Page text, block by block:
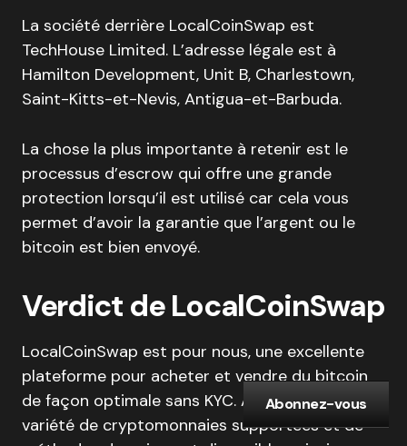
La société derrière LocalCoinSwap est
TechHouse Limited. L’adresse légale est à
Hamilton Development, Unit B, Charlestown,
Saint-Kitts-et-Nevis, Antigua-et-Barbuda.
La chose la plus importante à retenir est le
processus d’escrow qui offre une grande
protection lorsqu’il est utilisé car cela vous
permet d’avoir la garantie que l’argent ou le
bitcoin est bien envoyé.
Verdict de LocalCoinSwap
LocalCoinSwap est pour nous, une excellente
plateforme pour acheter et vendre du bitcoin
de façon optimale sans KYC. Avec une grande
variété de cryptomonnaies supportées et de
Abonnez-vous